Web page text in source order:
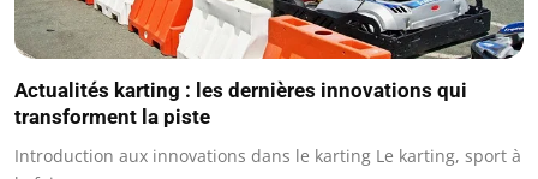
Actualités karting : les dernières innovations qui
transforment la piste
Introduction aux innovations dans le karting Le karting, sport à